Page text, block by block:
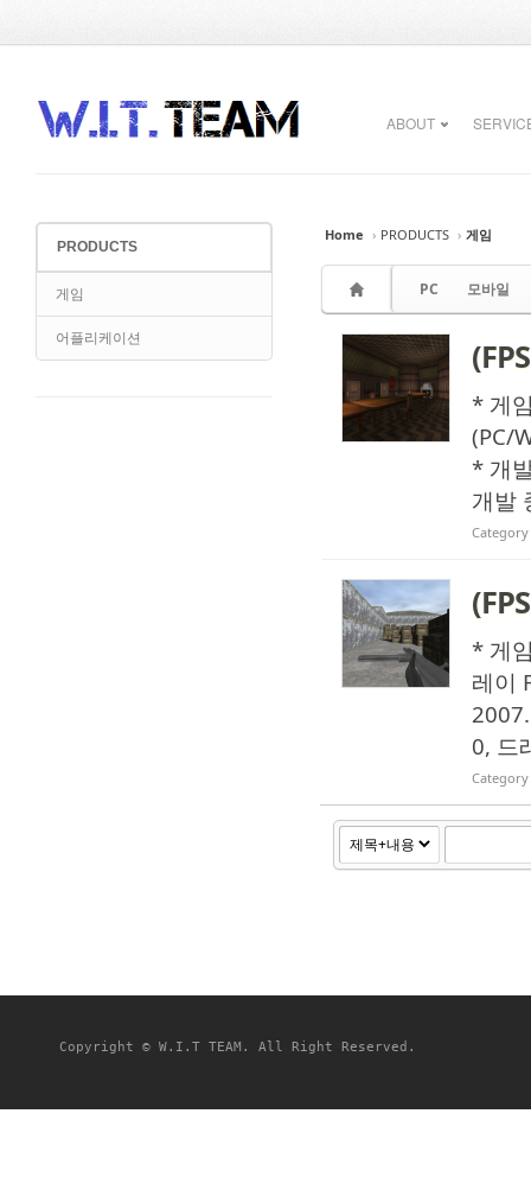
ABOUT
PRODUCTS
게임
어플리케이션
Home › PRODUCTS › 게임
PC 모바일
* 게
(PC/
* 개
개발
Category
* 게
레이
0, 드
Category
Sketchbook5, 스케치북5
Sketchbook5, 스케치북5
Sketchbook5, 스케치북5
Sketchbook5, 스케치북5
Copyright © W.I.T TEAM. All Right Reserved.